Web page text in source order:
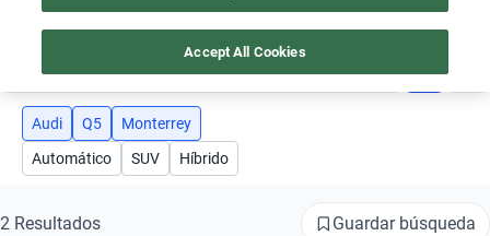
AUTOS AUDI Q5 EN MONTERREY
Busca por versión
Busca por año
Busca por marca
Busca por modelo
Audi Q5
Monterrey
Automático
SUV Híbrido
2 Resultados Guardar búsqueda
Accept All Cookies